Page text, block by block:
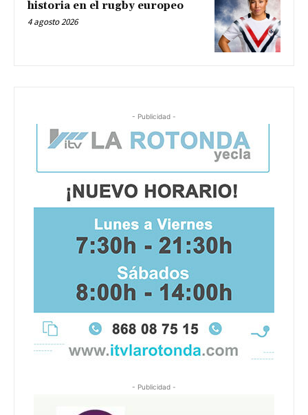
historia en el rugby europeo
4 agosto 2026
- Publicidad -
- Publicidad -